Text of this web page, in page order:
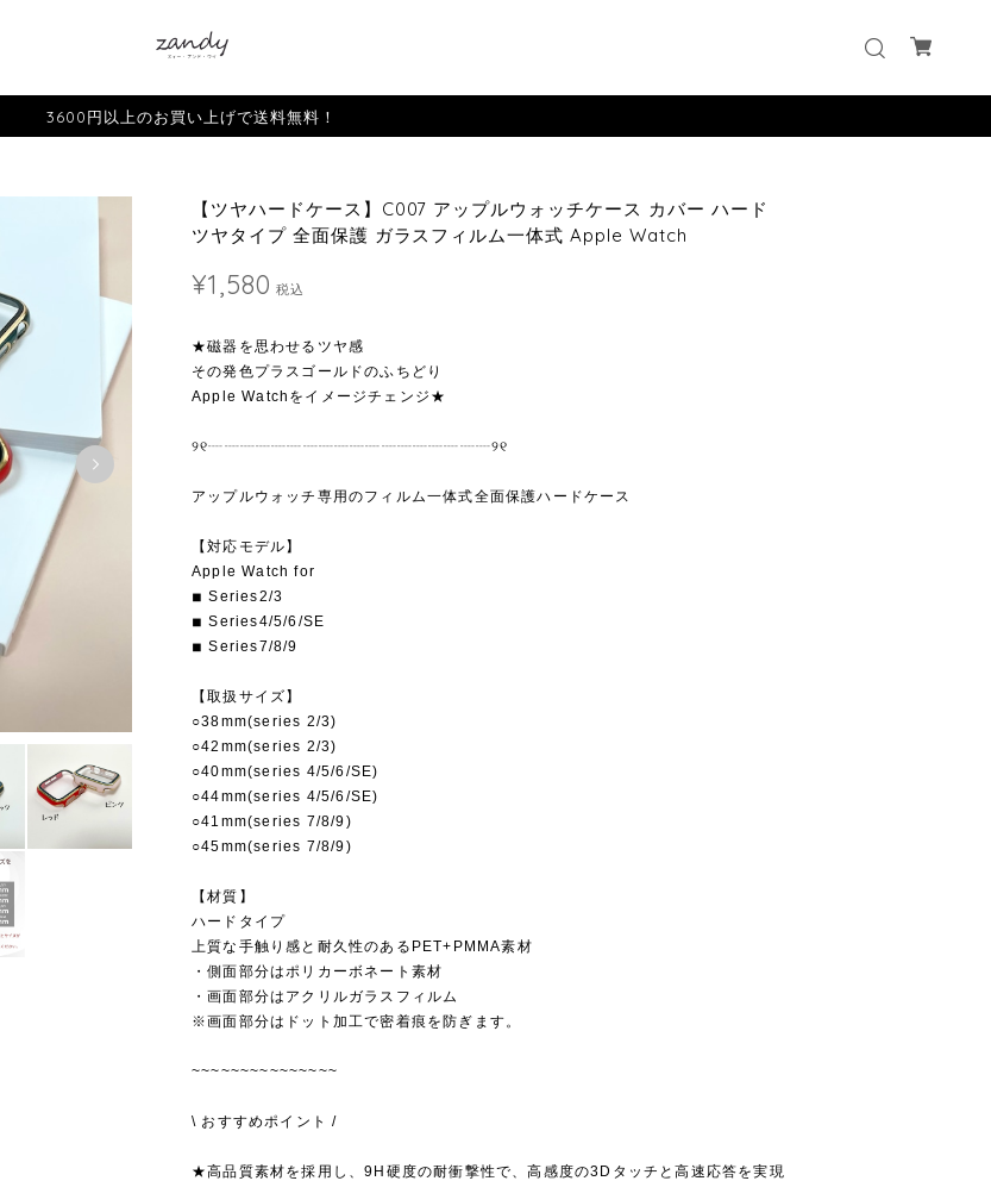
3600円以上のお買い上げで送料無料！
【ツヤハードケース】C007 アップルウォッチケース カバー ハード
ツヤタイプ 全面保護 ガラスフィルム一体式 Apple Watch
¥1,580 税込
★磁器を思わせるツヤ感
その発色プラスゴールドのふちどり
Apple Watchをイメージチェンジ★
୨୧┈┈┈┈┈┈┈┈┈┈┈┈┈┈┈┈┈┈୨୧
アップルウォッチ専用のフィルム一体式全面保護ハードケース
【対応モデル】
Apple Watch for
◾︎ Series2/3
◾︎ Series4/5/6/SE
◾︎ Series7/8/9
【取扱サイズ】
○38mm(series 2/3)
○42mm(series 2/3)
○40mm(series 4/5/6/SE)
○44mm(series 4/5/6/SE)
○41mm(series 7/8/9)
○45mm(series 7/8/9)
【材質】
ハードタイプ
上質な手触り感と耐久性のあるPET+PMMA素材
・側面部分はポリカーボネート素材
・画面部分はアクリルガラスフィルム
※画面部分はドット加工で密着痕を防ぎます。
~~~~~~~~~~~~~~~
\ おすすめポイント /
★高品質素材を採用し、9H硬度の耐衝撃性で、高感度の3Dタッチと高速応答を実現